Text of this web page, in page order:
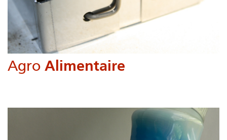
Agro Alimentaire